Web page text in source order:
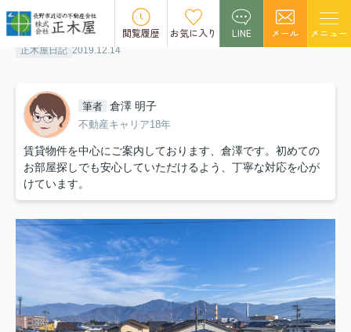
閲覧履歴 お気に入り LINE メール メニュー
雪のために引っ越し
正木屋日記 2019.12.14
筆者 倉澤 明子
不動産キャリア18年
賃貸物件を中心にご案内しております、倉澤です。初めての
お部屋探しでも安心していただけるよう、丁寧な対応を心が
けています。